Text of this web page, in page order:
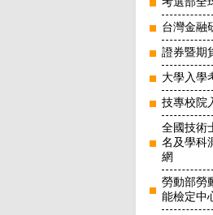
台灣金融
證券暨期
大學入學
技專校院
全國技術
名及學科
網
勞動部勞
能檢定中